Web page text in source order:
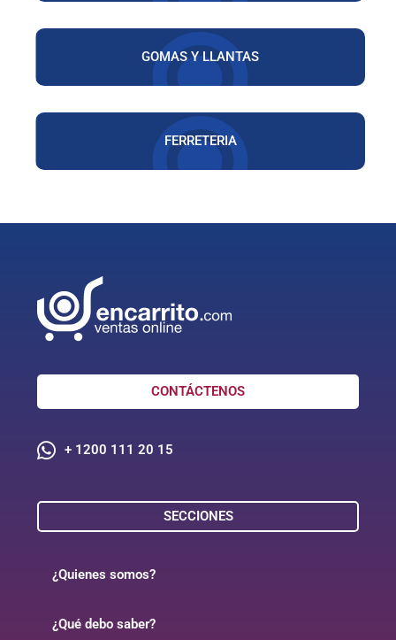
GOMAS Y LLANTAS
FERRETERIA
CONTÁCTENOS
+ 1200 111 20 15
SECCIONES
¿Quienes somos?
¿Qué debo saber?